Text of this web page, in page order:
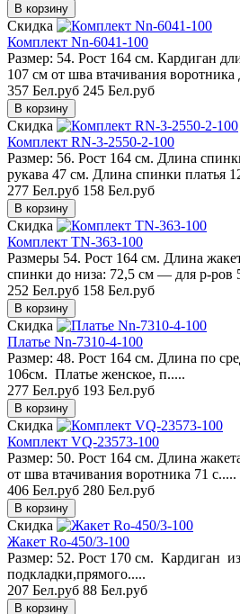
Скидка
Комплект Nn-6041-100
Размер: 54. Рост 164 см. Кардиган
107 см от шва втачивания воротника
357 Бел.руб 245 Бел.руб
Скидка
Комплект RN-3-2550-2-100
Размер: 56. Рост 164 см. Длина
рукава 47 см. Длина спинки платья
277 Бел.руб 158 Бел.руб
Скидка
Комплект TN-363-100
Размеры 54. Рост 164 см. Длина
спинки до низа: 72,5 см — для р-ров
252 Бел.руб 158 Бел.руб
Скидка
Платье Nn-7310-4-100
Размер: 48. Рост 164 см. Длина по
106см. Платье женское, п.....
277 Бел.руб 193 Бел.руб
Скидка
Комплект VQ-23573-100
Размер: 50. Рост 164 см. Длина
от шва втачивания воротника 71 с.....
406 Бел.руб 280 Бел.руб
Скидка
Жакет Ro-450/3-100
Размер: 52. Рост 170 см. Кардиган
подкладки,прямого.....
207 Бел.руб 88 Бел.руб